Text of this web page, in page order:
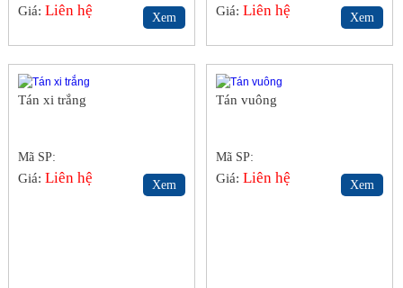
Giá:Liên hệ Xem Giá:Liên hệ Xem
Tán xi trắng
Mã SP:
Giá:Liên hệ Xem
Tán vuông
Mã SP:
Giá:Liên hệ Xem